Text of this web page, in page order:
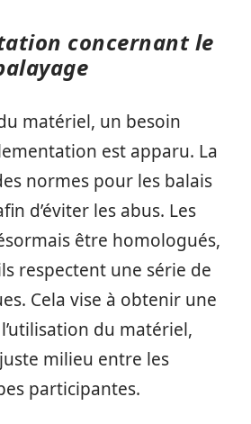
concernant le
matériel, un besoin
est apparu. La
normes pour les balais
d’éviter les abus. Les
être homologués,
respectent une série de
Cela vise à obtenir une
du matériel,
milieu entre les
participantes.